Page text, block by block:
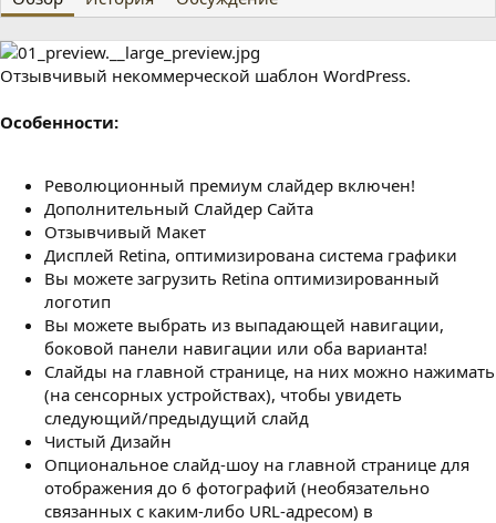
о
р
а
с
о
з
а
Отзывчивый некоммерческой шаблон WordPress.
Особенности:
Революционный премиум слайдер включен!
Дополнительный Слайдер Сайта
Отзывчивый Макет
Дисплей Retina, оптимизирована система графики
Вы можете загрузить Retina оптимизированный
логотип
Вы можете выбрать из выпадающей навигации,
боковой панели навигации или оба варианта!
Слайды на главной странице, на них можно нажимать
(на сенсорных устройствах), чтобы увидеть
следующий/предыдущий слайд
Чистый Дизайн
Опциональное слайд-шоу на главной странице для
отображения до 6 фотографий (необязательно
связанных с каким-либо URL-адресом) в